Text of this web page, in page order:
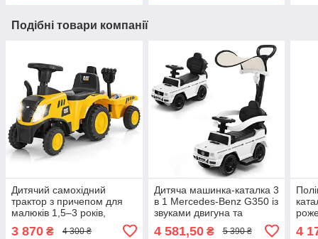
Подібні товари компанії
Дитячий самохідний
трактор з причепом для
малюків 1,5–3 років,
3 870 ₴ 4 300 ₴
Дитяча машинка-каталка 3
в 1 Mercedes-Benz G350 із
звуками двигуна та
4 581,50₴ 5 390 ₴ 4